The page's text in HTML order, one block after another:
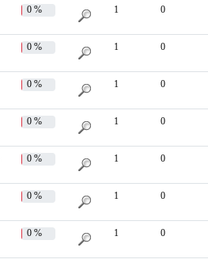
0 % 1 0
0 % 1 0
0 % 1 0
0 % 1 0
0 % 1 0
0 % 1 0
0 % 1 0